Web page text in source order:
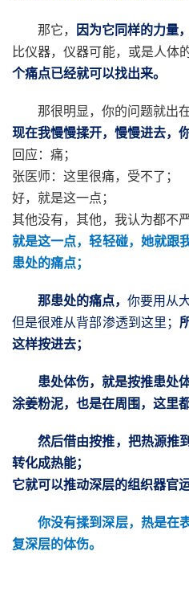
那它，
因为它同样的力量
比仪器，仪器可能，或是人体
个痛点已经就可以找出来。
那很明显，你的问题就出在
现在我慢慢揉开，慢慢进去，
回应：痛；
张医师：这里很痛，受不了；
好，就是这一点；
其他没有，其他，我认为都不严
就是这一点，轻轻碰，她就跟
患处的痛点；
那患处的痛点， 你要用从
但是很难从背部渗透到这里；
这样按进去；
患处体伤，就是按推患处
涂姜粉泥，也是在周围，这里都
然后借由按推，把热源推
转化成热能；
它就可以推动深层的组织器官
你没有揉到深层，热是在
复深层的体伤。